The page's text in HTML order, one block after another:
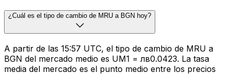
¿Cuál es el tipo de cambio de MRU a BGN hoy?
A partir de las 15:57 UTC, el tipo de cambio de MRU a
BGN del mercado medio es UM1 = лв0.0423. La tasa
media del mercado es el punto medio entre los precios